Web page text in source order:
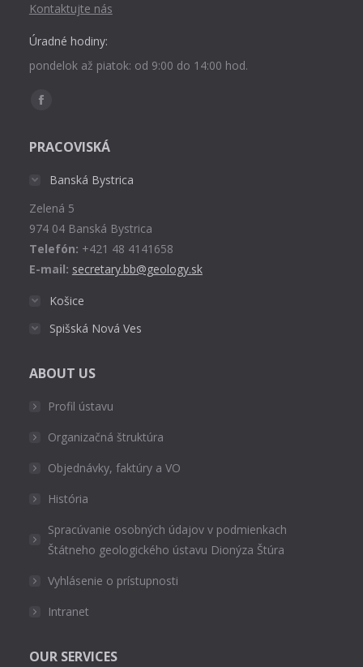
Kontaktujte nás
Úradné hodiny:
pondelok až piatok: od 9:00 do 14:00 hod.
Find us on:
Facebook
opens
window
PRACOVISKÁ
Banská Bystrica
Zelená 5
974 04 Banská Bystrica
Telefón: +421 48 4141658
E-mail: secretary.bb@geology.sk
Košice
Spišská Nová Ves
ABOUT US
Profil ústavu
Organizačná štruktúra
Objednávky, faktúry a VO
História
Spracúvanie osobných údajov v podmienkach
Štátneho geologického ústavu Dionýza Štúra
Vyhlásenie o prístupnosti
Intranet
OUR SERVICES